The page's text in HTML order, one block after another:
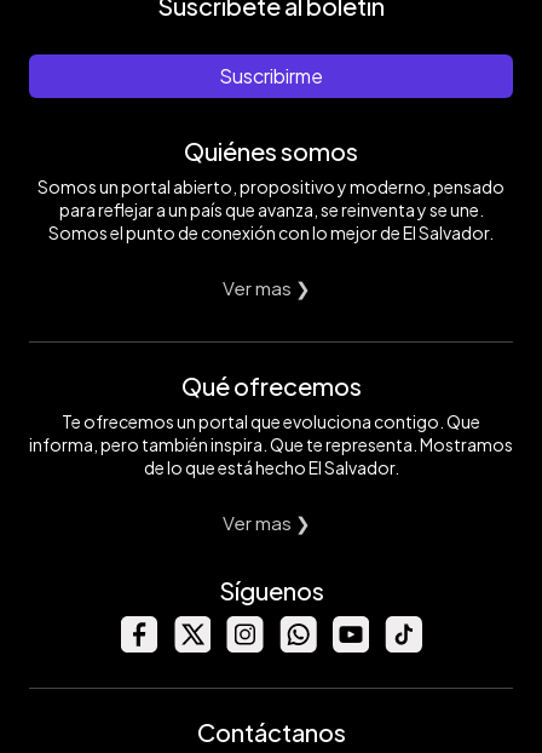
Suscribirme
Quiénes somos
Somos un portal abierto, propositivo y moderno, pensado
para reflejar a un país que avanza, se reinventa y se une.
Somos el punto de conexión con lo mejor de El Salvador.
Ver mas ❯
Qué ofrecemos
Te ofrecemos un portal que evoluciona contigo. Que
informa, pero también inspira. Que te representa. Mostramos
de lo que está hecho El Salvador.
Ver mas ❯
Síguenos
Contáctanos